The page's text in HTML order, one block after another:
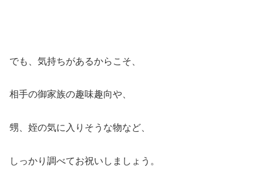
でも、気持ちがあるからこそ、
相手の御家族の趣味趣向や、
甥、姪の気に入りそうな物など、
しっかり調べてお祝いしましょう。